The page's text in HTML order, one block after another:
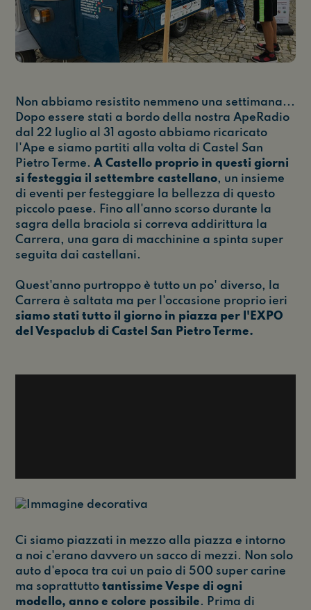
Non abbiamo resistito nemmeno una settimana...
Dopo essere stati a bordo della nostra ApeRadio
dal 22 luglio al 31 agosto abbiamo ricaricato
l'Ape e siamo partiti alla volta di Castel San
Pietro Terme.A Castello proprio in questi giorni
si festeggia il settembre castellano, un insieme
di eventi per festeggiare la bellezza di questo
piccolo paese. Fino all'anno scorso durante la
sagra della braciola si correva addirittura la
Carrera, una gara di macchinine a spinta super
seguita dai castellani.
Quest'anno purtroppo è tutto un po' diverso, la
Carrera è saltata ma per l'occasione proprio ieri
siamo stati tutto il giorno in piazza per l'EXPO
del Vespaclub di Castel San Pietro Terme.
Ci siamo piazzati in mezzo alla piazza e intorno
a noi c'erano davvero un sacco di mezzi. Non solo
auto d'epoca tra cui un paio di 500 super carine
ma soprattuttotantissime Vespe di ogni
modello, anno e colore possibile. Prima di